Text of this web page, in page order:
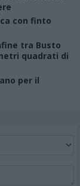
con finto
tra Busto
quadrati di
per il